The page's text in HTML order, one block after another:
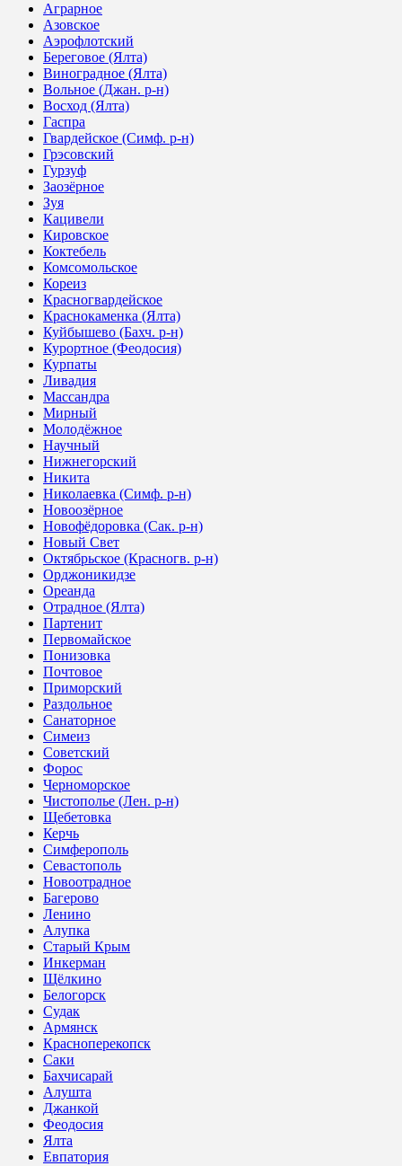
Аграрное
Азовское
Аэрофлотский
Береговое (Ялта)
Виноградное (Ялта)
Вольное (Джан. р-н)
Восход (Ялта)
Гаспра
Гвардейское (Симф. р-н)
Грэсовский
Гурзуф
Заозёрное
Зуя
Кацивели
Кировское
Коктебель
Комсомольское
Кореиз
Красногвардейское
Краснокаменка (Ялта)
Куйбышево (Бахч. р-н)
Курортное (Феодосия)
Курпаты
Ливадия
Массандра
Мирный
Молодёжное
Научный
Нижнегорский
Никита
Николаевка (Симф. р-н)
Новоозёрное
Новофёдоровка (Сак. р-н)
Новый Свет
Октябрьское (Красногв. р-н)
Орджоникидзе
Ореанда
Отрадное (Ялта)
Партенит
Первомайское
Понизовка
Почтовое
Приморский
Раздольное
Санаторное
Симеиз
Советский
Форос
Черноморское
Чистополье (Лен. р-н)
Щебетовка
Керчь
Симферополь
Севастополь
Новоотрадное
Багерово
Ленино
Алупка
Старый Крым
Инкерман
Щёлкино
Белогорск
Судак
Армянск
Красноперекопск
Саки
Бахчисарай
Алушта
Джанкой
Феодосия
Ялта
Евпатория